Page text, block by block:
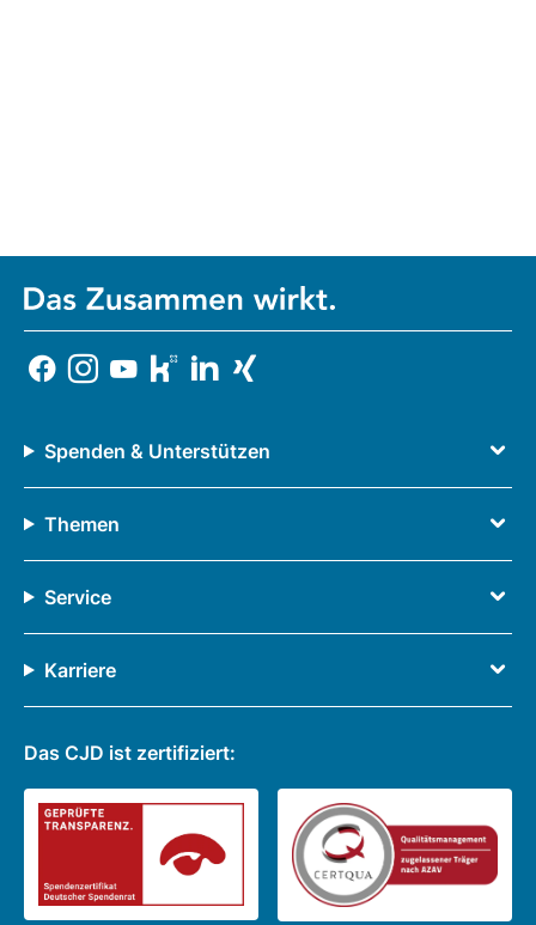
Spenden & Unterstützen
Themen
Service
Karriere
Das CJD ist zertifiziert: